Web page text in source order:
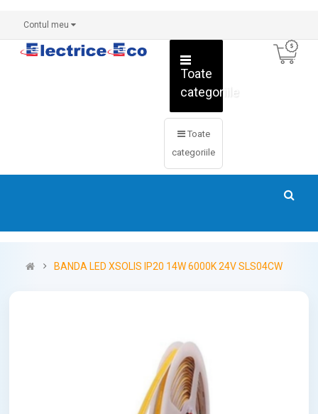
Contul meu
Toate
categoriile
Toate
categoriile
BANDA LED XSOLIS IP20 14W 6000K 24V SLS04CW